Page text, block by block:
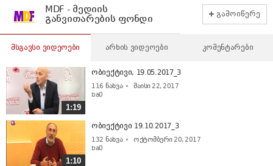
გამოიწერე
MDF - მედიის
განვითარების ფონდი
მსგავსი ვიდეოები არხის ვიდეოები კომენტარები
1:19
ობიექტივი, 19.05.2017_3
116 ნახვა
მაისი 22, 2017
ba0
1:10
ობიექტივი 19.10.2017_3
132 ნახვა
ოქტომბერი 20, 2017
ba0